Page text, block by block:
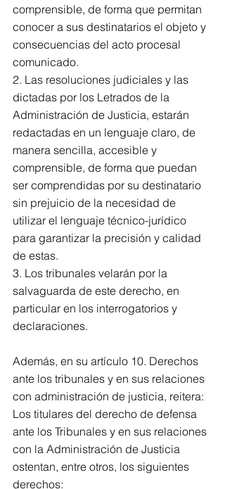
comprensible, de forma que permitan
conocer a sus destinatarios el objeto y
consecuencias del acto procesal
comunicado.
2. Las resoluciones judiciales y las
dictadas por los Letrados de la
Administración de Justicia, estarán
redactadas en un lenguaje claro, de
manera sencilla, accesible y
comprensible, de forma que puedan
ser comprendidas por su destinatario
sin prejuicio de la necesidad de
utilizar el lenguaje técnico-jurídico
para garantizar la precisión y calidad
de estas.
3. Los tribunales velarán por la
salvaguarda de este derecho, en
particular en los interrogatorios y
declaraciones.
Además, en su artículo 10. Derechos
ante los tribunales y en sus relaciones
con administración de justicia, reitera:
Los titulares del derecho de defensa
ante los Tribunales y en sus relaciones
con la Administración de Justicia
ostentan, entre otros, los siguientes
derechos: